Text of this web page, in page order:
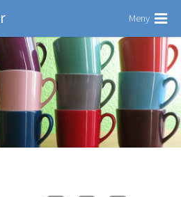
Meny